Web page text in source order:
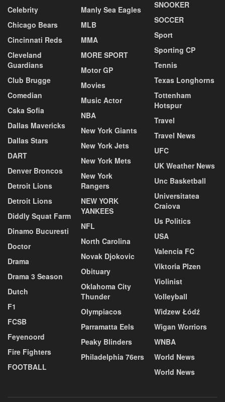
Celebrity
Chicago Bears
Cincinnati Reds
Cleveland
Guardians
Club Brugge
Comedian
Cska Sofia
Dallas Mavericks
Dallas Stars
DART
Denver Broncos
Detroit Lions
Detroit Lions
Diddly Squat Farm
Dinamo Bucuresti
Doctor
Drama
Drama 3 Season
Dutch
F1
FCSB
Feyenoord
Fire Fighters
FOOTBALL
Manly Sea Eagles
MLB
MMA
MORE SPORT
Motor GP
Movies
Music Actor
NBA
New York Giants
New York Jets
New York Mets
New York
Rangers
NEW YORK
YANKEES
NFL
North Carolina
Novak Djokovic
Obituary
Oklahoma City
Thunder
Olympiacos
Parramatta Eels
Peaky Blinders
Philadelphia 76ers
SNOOKER
SOCCER
Sport
Sporting CP
Tennis
Texas Longhorns
Tottenham
Hotspur
Travel
Travel News
UFC
UK Weather News
Unc Basketball
Universitatea
Craiova
Us Politics
USA
Valencia FC
Viktoria Plzen
Violinist
Volleyball
Widzew Łódź
Wigan Worriors
WNBA
World News
World News